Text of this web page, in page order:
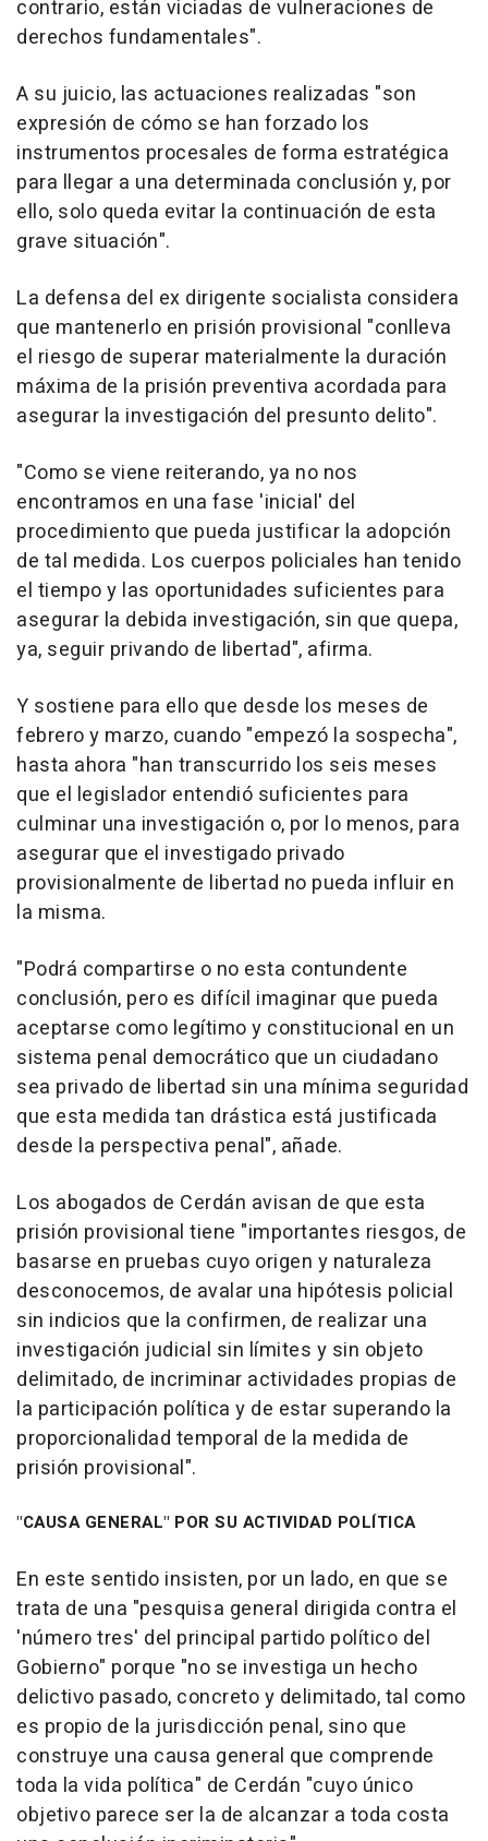
contrario, están viciadas de vulneraciones de
derechos fundamentales".
A su juicio, las actuaciones realizadas "son
expresión de cómo se han forzado los
instrumentos procesales de forma estratégica
para llegar a una determinada conclusión y, por
ello, solo queda evitar la continuación de esta
grave situación".
La defensa del ex dirigente socialista considera
que mantenerlo en prisión provisional "conlleva
el riesgo de superar materialmente la duración
máxima de la prisión preventiva acordada para
asegurar la investigación del presunto delito".
"Como se viene reiterando, ya no nos
encontramos en una fase 'inicial' del
procedimiento que pueda justificar la adopción
de tal medida. Los cuerpos policiales han tenido
el tiempo y las oportunidades suficientes para
asegurar la debida investigación, sin que quepa,
ya, seguir privando de libertad", afirma.
Y sostiene para ello que desde los meses de
febrero y marzo, cuando "empezó la sospecha",
hasta ahora "han transcurrido los seis meses
que el legislador entendió suficientes para
culminar una investigación o, por lo menos, para
asegurar que el investigado privado
provisionalmente de libertad no pueda influir en
la misma.
"Podrá compartirse o no esta contundente
conclusión, pero es difícil imaginar que pueda
aceptarse como legítimo y constitucional en un
sistema penal democrático que un ciudadano
sea privado de libertad sin una mínima seguridad
que esta medida tan drástica está justificada
desde la perspectiva penal", añade.
Los abogados de Cerdán avisan de que esta
prisión provisional tiene "importantes riesgos, de
basarse en pruebas cuyo origen y naturaleza
desconocemos, de avalar una hipótesis policial
sin indicios que la confirmen, de realizar una
investigación judicial sin límites y sin objeto
delimitado, de incriminar actividades propias de
la participación política y de estar superando la
proporcionalidad temporal de la medida de
prisión provisional".
"CAUSA GENERAL" POR SU ACTIVIDAD POLÍTICA
En este sentido insisten, por un lado, en que se
trata de una "pesquisa general dirigida contra el
'número tres' del principal partido político del
Gobierno" porque "no se investiga un hecho
delictivo pasado, concreto y delimitado, tal como
es propio de la jurisdicción penal, sino que
construye una causa general que comprende
toda la vida política" de Cerdán "cuyo único
objetivo parece ser la de alcanzar a toda costa